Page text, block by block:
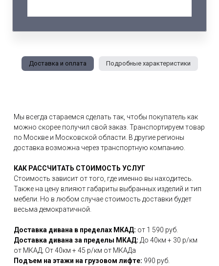
Доставка и оплата Подробные характеристики
Мы всегда стараемся сделать так, чтобы покупатель как
можно скорее получил свой заказ. Транспортируем товар
по Москве и Московской области. В другие регионы
доставка возможна через транспортную компанию.
КАК РАССЧИТАТЬ СТОИМОСТЬ УСЛУГ
Стоимость зависит от того, где именно вы находитесь.
Также на цену влияют габариты выбранных изделий и тип
мебели. Но в любом случае стоимость доставки будет
весьма демократичной.
Доставка дивана в пределах МКАД: от 1 590 руб.
Доставка дивана за пределы МКАД: До 40км + 30 р/км
от МКАД; От 40км + 45 р/км от МКАДа
Подъем на этажи на грузовом лифте: 990 руб.